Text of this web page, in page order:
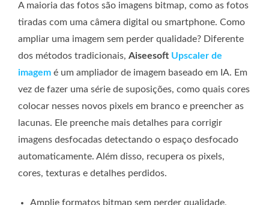
A maioria das fotos são imagens bitmap, como as fotos
tiradas com uma câmera digital ou smartphone. Como
ampliar uma imagem sem perder qualidade? Diferente
dos métodos tradicionais, Aiseesoft Upscaler de
imagem é um ampliador de imagem baseado em IA. Em
vez de fazer uma série de suposições, como quais cores
colocar nesses novos pixels em branco e preencher as
lacunas. Ele preenche mais detalhes para corrigir
imagens desfocadas detectando o espaço desfocado
automaticamente. Além disso, recupera os pixels,
cores, texturas e detalhes perdidos.
Amplie formatos bitmap sem perder qualidade,